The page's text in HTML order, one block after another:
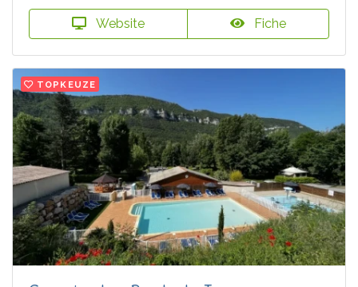
Website Fiche
TOPKEUZE